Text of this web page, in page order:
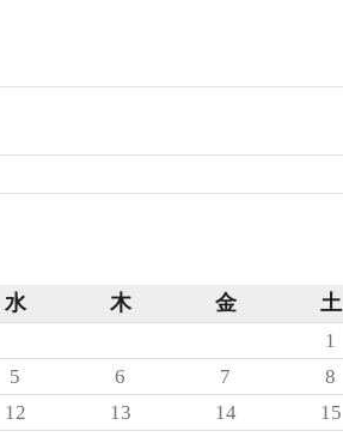
索:
水 木 金 土
1
5 6 7 8
12 13 14 15